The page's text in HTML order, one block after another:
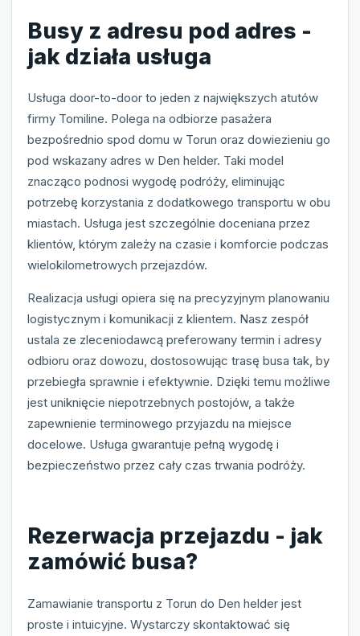
Busy z adresu pod adres -
jak działa usługa
Usługa door-to-door to jeden z największych atutów
firmy Tomiline. Polega na odbiorze pasażera
bezpośrednio spod domu w Torun oraz dowiezieniu go
pod wskazany adres w Den helder. Taki model
znacząco podnosi wygodę podróży, eliminując
potrzebę korzystania z dodatkowego transportu w obu
miastach. Usługa jest szczególnie doceniana przez
klientów, którym zależy na czasie i komforcie podczas
wielokilometrowych przejazdów.
Realizacja usługi opiera się na precyzyjnym planowaniu
logistycznym i komunikacji z klientem. Nasz zespół
ustala ze zleceniodawcą preferowany termin i adresy
odbioru oraz dowozu, dostosowując trasę busa tak, by
przebiegła sprawnie i efektywnie. Dzięki temu możliwe
jest uniknięcie niepotrzebnych postojów, a także
zapewnienie terminowego przyjazdu na miejsce
docelowe. Usługa gwarantuje pełną wygodę i
bezpieczeństwo przez cały czas trwania podróży.
Rezerwacja przejazdu - jak
zamówić busa?
Zamawianie transportu z Torun do Den helder jest
proste i intuicyjne. Wystarczy skontaktować się